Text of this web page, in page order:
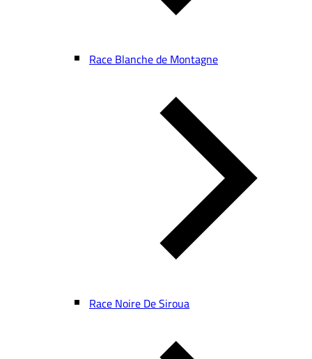
Race Blanche de Montagne
Race Noire De Siroua